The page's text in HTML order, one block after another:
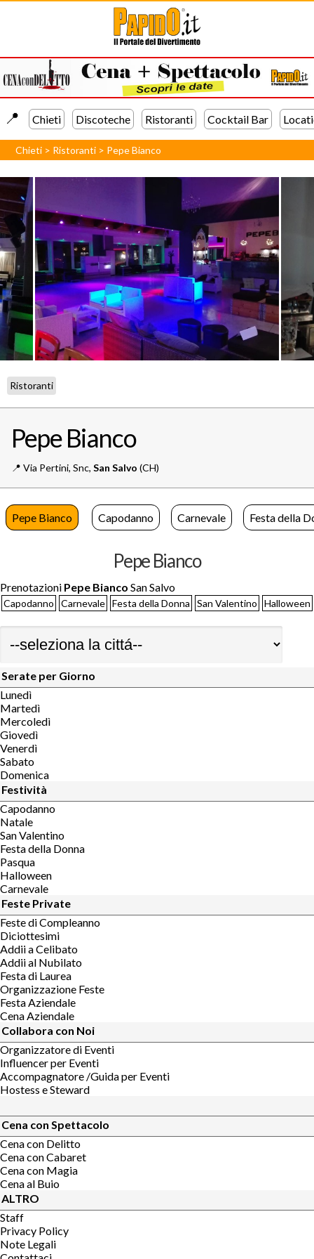
📍️ Chieti Discoteche Ristoranti Cocktail Bar
Chieti > Ristoranti > Pepe Bianco
Ristoranti
Pepe Bianco
📍️ Via Pertini, Snc, San Salvo (CH)
Pepe Bianco Capodanno Carnevale Festa della
Pepe Bianco
Prenotazioni Pepe Bianco San Salvo
Capodanno Carnevale Festa della Donna San Valentino Halloween
Serate per Giorno
Lunedì
Martedì
Mercoledì
Giovedì
Venerdì
Sabato
Domenica
Festività
Capodanno
Natale
San Valentino
Festa della Donna
Pasqua
Halloween
Carnevale
Feste Private
Feste di Compleanno
Diciottesimi
Addii a Celibato
Addii al Nubilato
Festa di Laurea
Organizzazione Feste
Festa Aziendale
Cena Aziendale
Collabora con Noi
Organizzatore di Eventi
Influencer per Eventi
Accompagnatore /Guida per Eventi
Hostess e Steward
Cena con Spettacolo
Cena con Delitto
Cena con Cabaret
Cena con Magia
Cena al Buio
ALTRO
Staff
Privacy Policy
Note Legali